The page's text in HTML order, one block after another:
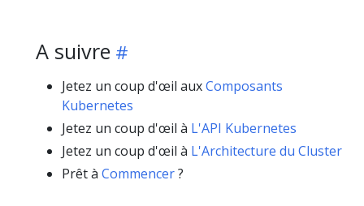
A suivre
Jetez un coup d'œil auxComposants
Kubernetes
Jetez un coup d'œil à L'API Kubernetes
Jetez un coup d'œil à L'Architecture du Cluster
Prêt à Commencer?